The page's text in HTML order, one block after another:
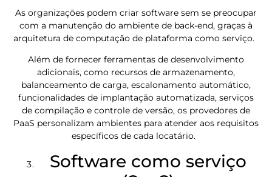
As organizações podem criar software sem se preocupar
com a manutenção do ambiente de back-end, graças à
arquitetura de computação de plataforma como serviço.
Além de fornecer ferramentas de desenvolvimento
adicionais, como recursos de armazenamento,
balanceamento de carga, escalonamento automático,
funcionalidades de implantação automatizada, serviços
de compilação e controle de versão, os provedores de
PaaS personalizam ambientes para atender aos requisitos
específicos de cada locatário.
Software como serviço